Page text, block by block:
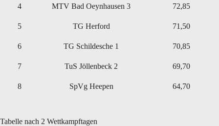
4 MTV Bad Oeynhausen 3 72,85
5 TG Herford 71,50
6 TG Schildesche 1 70,85
7 TuS Jöllenbeck 2 69,70
8 SpVg Heepen 64,70
Tabelle nach 2 Wettkampftagen